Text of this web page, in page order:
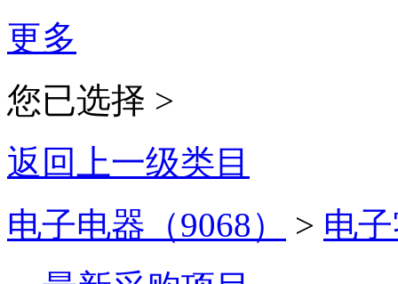
更多
您已选择 >
返回上一级类目
电子电器（9068）
> 电